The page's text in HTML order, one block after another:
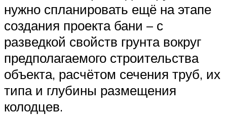
нужно спланировать ещё на этапе
создания проекта бани – с
разведкой свойств грунта вокруг
предполагаемого строительства
объекта, расчётом сечения труб, их
типа и глубины размещения
колодцев.